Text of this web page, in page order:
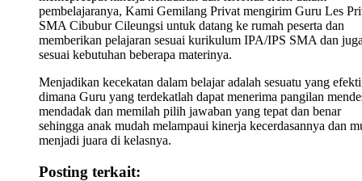
pembelajaranya, Kami Gemilang Privat mengirim Guru Les
SMA Cibubur Cileungsi untuk datang ke rumah peserta dan
memberikan pelajaran sesuai kurikulum IPA/IPS SMA dan
sesuai kebutuhan beberapa materinya.
Menjadikan kecekatan dalam belajar adalah sesuatu yang
dimana Guru yang terdekatlah dapat menerima pangilan
mendadak dan memilah pilih jawaban yang tepat dan benar
sehingga anak mudah melampaui kinerja kecerdasannya dan
menjadi juara di kelasnya.
Posting terkait: